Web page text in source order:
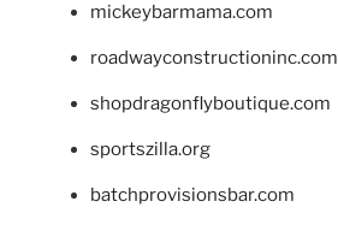
mickeybarmama.com
roadwayconstructioninc.com
shopdragonflyboutique.com
sportszilla.org
batchprovisionsbar.com